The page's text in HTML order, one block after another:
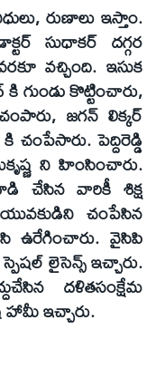
రుణాలు ఇస్తాం.
సుధాకర్ దగ్గర
వచ్చింది. ఇసుక
కి గుండు కొట్టించారు,
జగన్ లిక్కర్
పెద్దిరెడ్డి
ని హింసించారు.
చేసిన వారికీ శిక్ష
చంపేసిన
ఉరేగించారు. వైసిపి
లైసెన్స్ ఇచ్చారు.
దళితసంక్షేమ
హామీ ఇచ్చారు.